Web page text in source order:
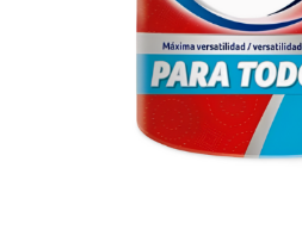
ocio : 1,62€
abitual: 2,35€
Colhogar pañuelos
6 paquetes
: 0,71€